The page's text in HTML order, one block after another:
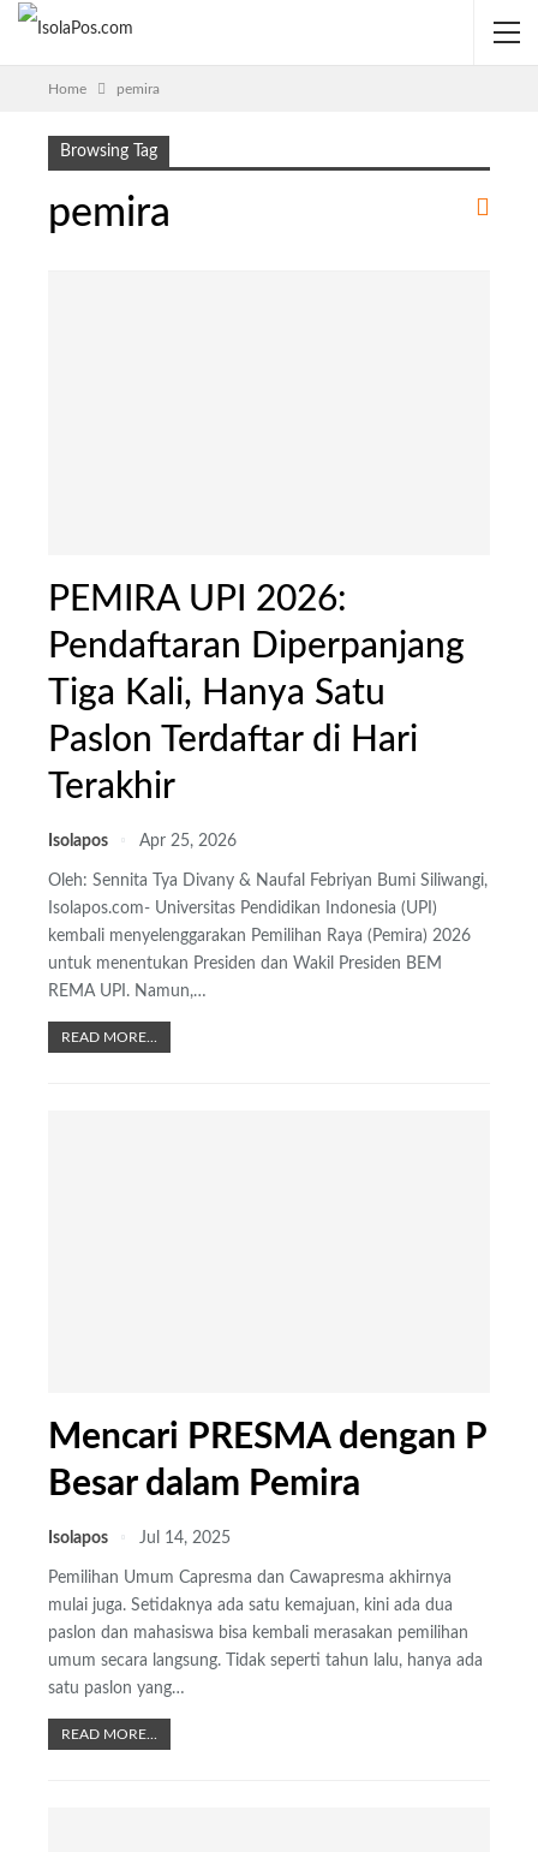
Home pemira
Browsing Tag
pemira
PEMIRA UPI 2026:
Pendaftaran Diperpanjang
Tiga Kali, Hanya Satu
Paslon Terdaftar di Hari
Terakhir
Isolapos Apr 25, 2026
Oleh: Sennita Tya Divany & Naufal Febriyan Bumi Siliwangi,
Isolapos.com- Universitas Pendidikan Indonesia (UPI)
kembali menyelenggarakan Pemilihan Raya (Pemira) 2026
untuk menentukan Presiden dan Wakil Presiden BEM
REMA UPI. Namun,…
READ MORE...
Mencari PRESMA dengan P
Besar dalam Pemira
Isolapos Jul 14, 2025
Pemilihan Umum Capresma dan Cawapresma akhirnya
mulai juga. Setidaknya ada satu kemajuan, kini ada dua
paslon dan mahasiswa bisa kembali merasakan pemilihan
umum secara langsung. Tidak seperti tahun lalu, hanya ada
satu paslon yang…
READ MORE...